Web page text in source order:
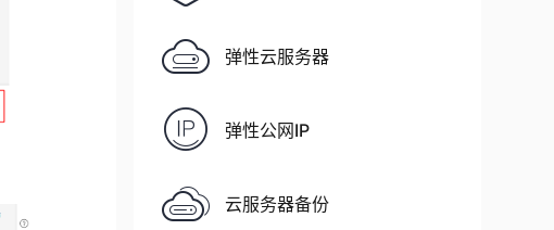
弹性云服务器
弹性公网IP
云服务器备份